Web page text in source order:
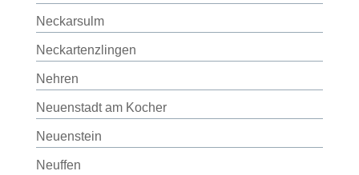
Neckarsulm
Neckartenzlingen
Nehren
Neuenstadt am Kocher
Neuenstein
Neuffen